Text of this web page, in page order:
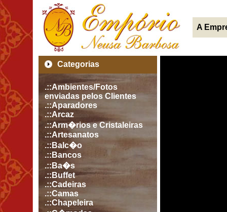
A
Categorias
.::Ambientes/Fotos
enviadas pelos Clientes
.::Aparadores
.::Arcaz
.::Arm�rios e Cristaleiras
.::Artesanatos
.::Balc�o
.::Bancos
.::Ba�s
.::Buffet
.::Cadeiras
.::Camas
.::Chapeleira